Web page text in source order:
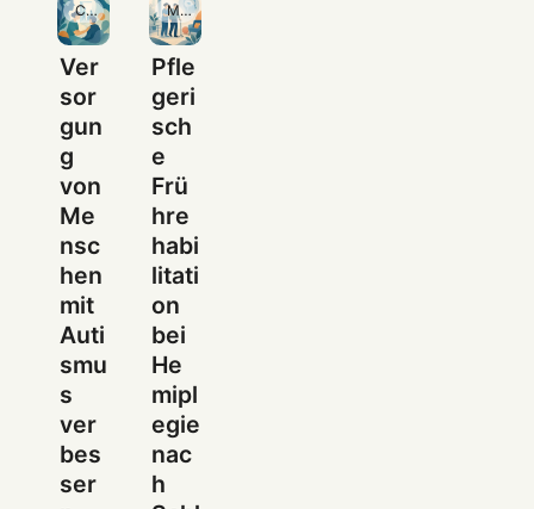
Community
Ver
sor
gun
g
von
Me
nsc
hen
mit
Auti
smu
s
ver
bes
ser
Mitgliedschaft
Pfle
geri
sch
e
Frü
hre
habi
litati
on
bei
He
mipl
egie
nac
h